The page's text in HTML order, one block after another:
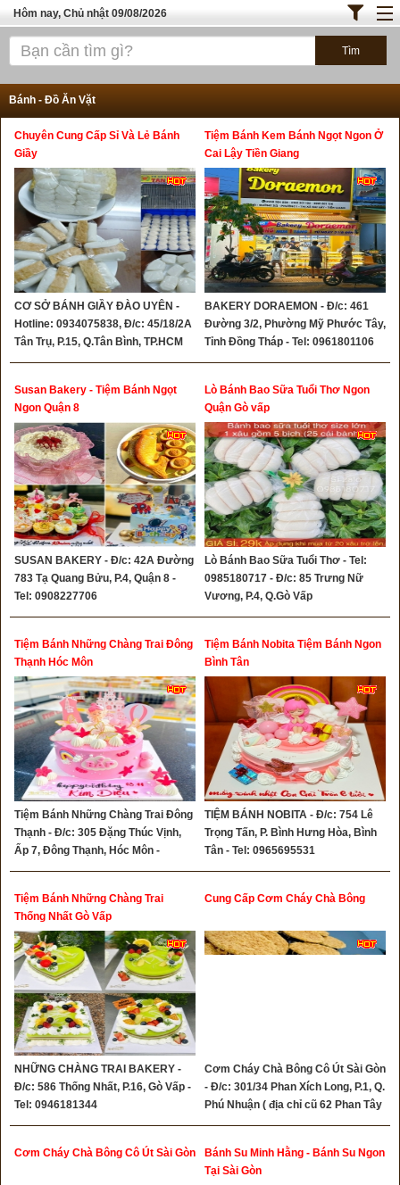
Hôm nay, Chủ nhật 09/08/2026
Trang chủ
Bánh - Đồ Ăn Vặt
Thực Phẩm Nông Hải Sản
TOP QUÁN ĂN
ĐỊA ĐIỂM ĂN UỐNG HÀ NỘI
Bánh - Đồ Ăn Vặt
Chuyên Cung Cấp Sỉ Và Lẻ Bánh
Giầy
CƠ SỞ BÁNH GIẦY ĐÀO UYÊN -
Hotline: 0934075838, Đ/c: 45/18/2A
Tân Trụ, P.15, Q.Tân Bình, TP.HCM
Tiệm Bánh Kem Bánh Ngọt Ngon Ở
Cai Lậy Tiền Giang
BAKERY DORAEMON - Đ/c: 461
Đường 3/2, Phường Mỹ Phước Tây,
Tỉnh Đồng Tháp - Tel: 0961801106
Susan Bakery - Tiệm Bánh Ngọt
Ngon Quận 8
SUSAN BAKERY - Đ/c: 42A Đường
783 Tạ Quang Bửu, P.4, Quận 8 -
Tel: 0908227706
Lò Bánh Bao Sữa Tuổi Thơ Ngon
Quận Gò vấp
Lò Bánh Bao Sữa Tuổi Thơ - Tel:
0985180717 - Đ/c: 85 Trưng Nữ
Vương, P.4, Q.Gò Vấp
Tiệm Bánh Những Chàng Trai Đông
Thạnh Hóc Môn
Tiệm Bánh Những Chàng Trai Đông
Thạnh - Đ/c: 305 Đặng Thúc Vịnh,
Ấp 7, Đông Thạnh, Hóc Môn -
Hotline: 0345056588 - 0869154279
Tiệm Bánh Nobita Tiệm Bánh Ngon
Bình Tân
TIỆM BÁNH NOBITA - Đ/c: 754 Lê
Trọng Tấn, P. Bình Hưng Hòa, Bình
Tân - Tel: 0965695531
Tiệm Bánh Những Chàng Trai
Thống Nhất Gò Vấp
NHỮNG CHÀNG TRAI BAKERY -
Đ/c: 586 Thống Nhất, P.16, Gò Vấp -
Tel: 0946181344
Cung Cấp Cơm Cháy Chà Bông
Cơm Cháy Chà Bông Cô Út Sài Gòn
- Đ/c: 301/34 Phan Xích Long, P.1, Q.
Phú Nhuận ( địa chỉ cũ 62 Phan Tây
Hồ ) - Tel: 0932333462 -
Cơm Cháy Chà Bông Cô Út Sài Gòn
Bánh Su Minh Hằng - Bánh Su Ngon
Tại Sài Gòn